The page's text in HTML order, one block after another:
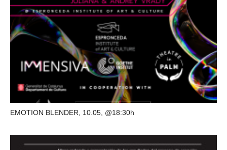
EMOTION BLENDER, 10.05, @18:30h